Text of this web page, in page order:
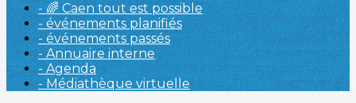
- 🌈 Caen tout est possible
- événements planifiés
- événements passés
- Annuaire interne
- Agenda
- Médiathèque virtuelle